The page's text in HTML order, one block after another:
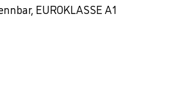
EUROKLASSE A1